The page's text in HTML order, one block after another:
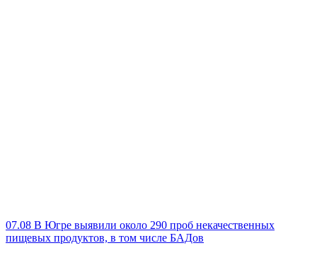
07.08 В Югре выявили около 290 проб некачественных
пищевых продуктов, в том числе БАДов